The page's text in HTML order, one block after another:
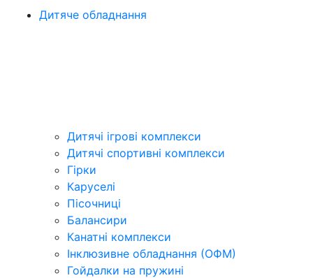
Дитяче обладнання
Дитячі ігрові комплекси
Дитячі спортивні комплекси
Гірки
Каруселі
Пісочниці
Балансири
Канатні комплекси
Інклюзивне обладнання (ОФМ)
Гойдалки на пружині